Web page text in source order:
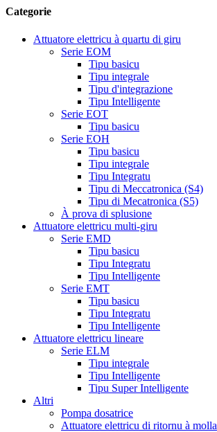
Categorie
Attuatore elettricu à quartu di giru
Serie EOM
Tipu basicu
Tipu integrale
Tipu d'integrazione
Tipu Intelligente
Serie EOT
Tipu basicu
Serie EOH
Tipu basicu
Tipu integrale
Tipu Integratu
Tipu di Meccatronica (S4)
Tipu di Mecatronica (S5)
À prova di splusione
Attuatore elettricu multi-giru
Serie EMD
Tipu basicu
Tipu Integratu
Tipu Intelligente
Serie EMT
Tipu basicu
Tipu Integratu
Tipu Intelligente
Attuatore elettricu lineare
Serie ELM
Tipu integrale
Tipu Intelligente
Tipu Super Intelligente
Altri
Pompa dosatrice
Attuatore elettricu di ritornu à molla